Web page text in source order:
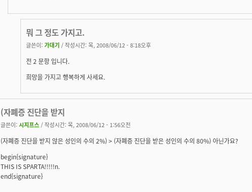
뭐 그 정도 가지고.
글쓴이: 가대기 / 작성시간: 목, 2008/06/12 - 8:18오후
전 2 문항 입니다.
희망을 가지고 행복하게 사세요.
(자폐증 진단을 받지
글쓴이: 시지프스 / 작성시간: 목, 2008/06/12 - 1:56오전
(자폐증 진단을 받지 않은 성인의 수의 2%) > (자폐증 진단을 받은 성인의 수의 80%) 아닌가요?
begin{signature}
THIS IS SPARTA!!!!!n.
end{signature}